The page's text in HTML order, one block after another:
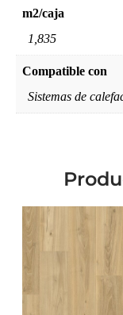
m2/caja
1,835
Compatible con
Sistemas de